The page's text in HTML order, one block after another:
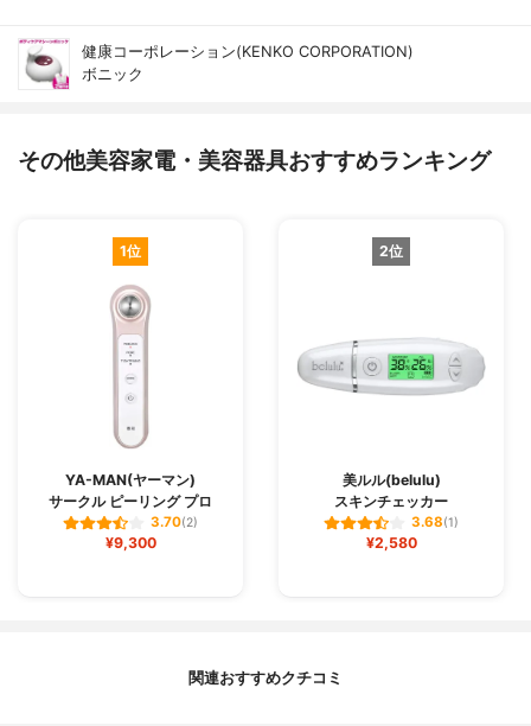
健康コーポレーション(KENKO CORPORATION)
ボニック
その他美容家電・美容器具おすすめランキング
1位
YA-MAN(ヤーマン)
サークル ピーリング プロ
3.70(2)
¥9,300
2位
美ルル(belulu)
スキンチェッカー
3.68(1)
¥2,580
関連おすすめクチコミ